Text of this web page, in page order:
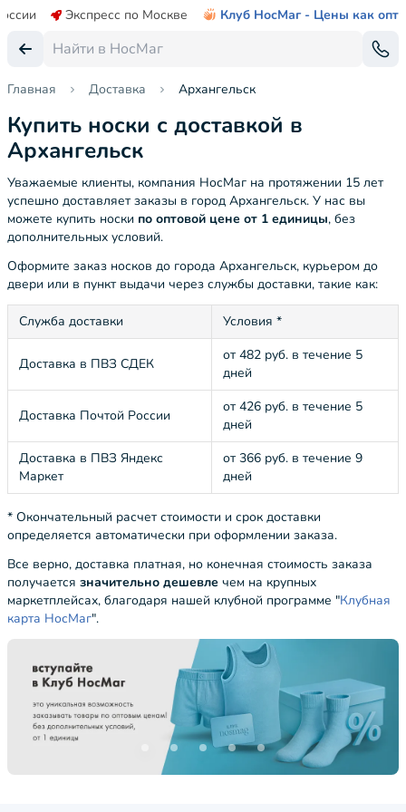
Экспресс по Москве Клуб НосМаг - Цены как опт
Главная Доставка Архангельск
Купить носки с доставкой в
Архангельск
Уважаемые клиенты, компания НосМаг на протяжении 15 лет
успешно доставляет заказы в город Архангельск. У нас вы
можете купить носки по оптовой цене от 1 единицы, без
дополнительных условий.
Оформите заказ носков до города Архангельск, курьером до
двери или в пункт выдачи через службы доставки, такие как:
Служба доставки Условия *
Доставка в ПВЗ СДЕК
от 482 руб. в течение 5
дней
Доставка Почтой России
от 426 руб. в течение 5
дней
Доставка в ПВЗ Яндекс
Маркет
от 366 руб. в течение 9
дней
* Окончательный расчет стоимости и срок доставки
определяется автоматически при оформлении заказа.
Все верно, доставка платная, но конечная стоимость заказа
получается значительно дешевле чем на крупных
маркетплейсах, благодаря нашей клубной программе "Клубная
карта НосМаг".